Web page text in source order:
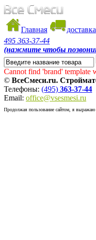
Главная доставка
495 363-37-44
(нажмите чтобы
Cannot find 'brand' template
© ВсеСмеси.ru.
Телефоны: (495) 363-37-44
Email: office@vsesmesi.ru
Продолжая пользование сайтом, я выражаю